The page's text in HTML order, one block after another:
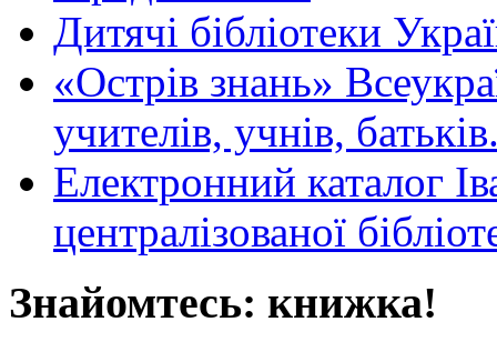
Дитячі бібліотеки
«Острів знань»
учителів, учнів,
Електронний каталог
централізованої
Знайомтесь: книжка!